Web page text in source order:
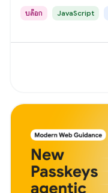
บล็อก JavaScript